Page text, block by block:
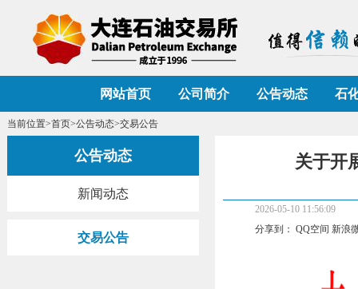
网站首页 公司简介 公告动态 石
当前位置>首页>公告动态>交易公告
公告动态
新闻动态
交易公告
关于开
2026-05-10 11:56:09
分享到： QQ空间 新浪